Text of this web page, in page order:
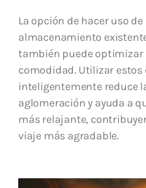
La opción de hacer uso
almacenamiento
también puede optimizar
comodidad. Utilizar estos
inteligentemente reduce
aglomeración y ayuda a
más relajante,
viaje más agradable.